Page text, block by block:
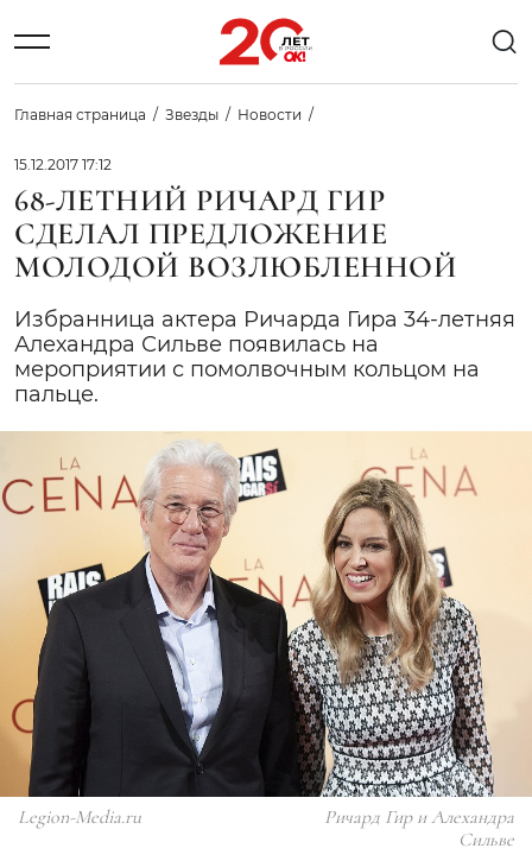
Главная страница Звезды Новости
15.12.2017 17:12
68-ЛЕТНИЙ РИЧАРД ГИР
СДЕЛАЛ ПРЕДЛОЖЕНИЕ
МОЛОДОЙ ВОЗЛЮБЛЕННОЙ
Избранница актера Ричарда Гира 34-летняя
Алехандра Сильве появилась на
мероприятии с помолвочным кольцом на
пальце.
Legion-Media.ru
Ричард Гир и Алехандра
Сильве